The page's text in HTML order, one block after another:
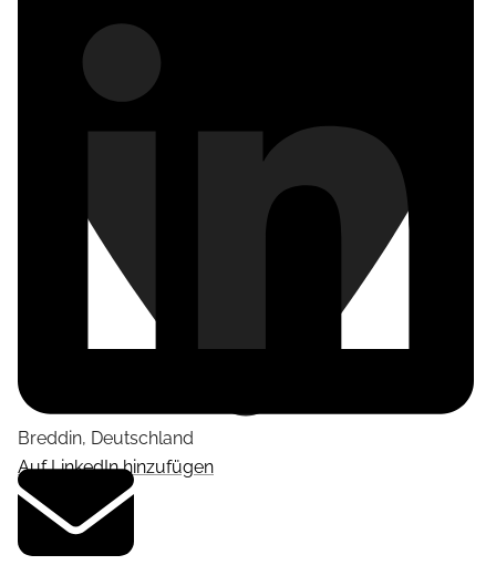
Auf LinkedIn hinzufügen
Breddin, Deutschland